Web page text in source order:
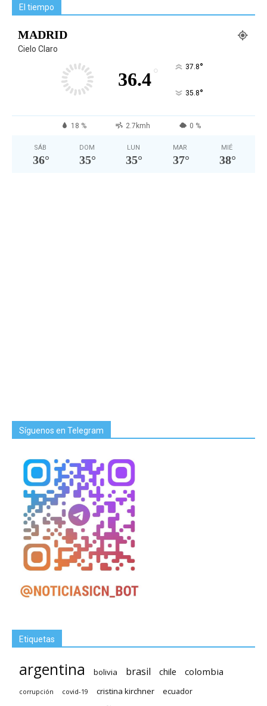
El tiempo
MADRID
Cielo Claro
36.4° 37.8°
35.8°
18 % 2.7kmh 0 %
SÁB
36°
DOM
35°
LUN
35°
MAR
37°
MIÉ
38°
Síguenos en Telegram
Etiquetas
argentina bolivia brasil chile colombia
corrupción covid-19 cristina kirchner ecuador